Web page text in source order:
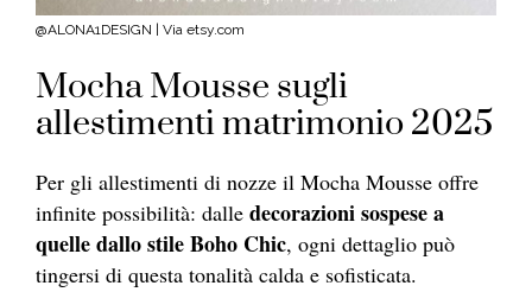
@ALONA1DESIGN | Via etsy.com
Mocha Mousse sugli
allestimenti matrimonio 2025
Per gli allestimenti di nozze il Mocha Mousse offre
infinite possibilità: dalle decorazioni sospese a
quelle dallo stile Boho Chic, ogni dettaglio può
tingersi di questa tonalità calda e sofisticata.